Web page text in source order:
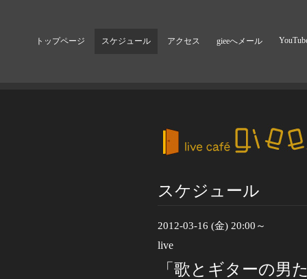
トップページ スケジュール アクセス gieeへメール
スケジュール
2012-03-16 (金) 20:00～
live
「歌とギターの男